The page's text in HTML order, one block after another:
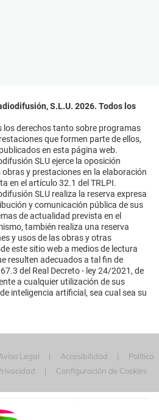
S.L.U. 2026. Todos los
derechos tanto sobre programas
que formen parte de ellos,
en esta página web.
SLU ejerce la oposición
y prestaciones en la elaboración
en el artículo 32.1 del TRLPI.
SLU realiza la reserva expresa
y comunicación pública de sus
de actualidad prevista en el
también realiza una reserva
y usos de las obras y otras
este sitio web a medios de lectura
resulten adecuados a tal fin de
del Real Decreto - ley 24/2021, de
a cualquier utilización de sus
inteligencia artificial, sea cual sea su
Legal Accesibilidad
Política
Configuración de Cookies